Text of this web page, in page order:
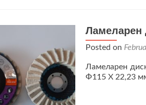
Ламеларен
Posted on
Ламеларен
Ф115 Х 22,23